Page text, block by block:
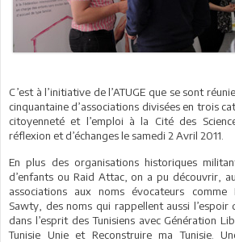
C’est à l’initiative de l’ATUGE que se sont
cinquantaine d’associations divisées en trois
citoyenneté et l’emploi à la Cité des
réflexion et d’échanges le samedi 2 Avril 2011.
En plus des organisations historiques
d’enfants ou Raid Attac, on a pu découvrir,
associations aux noms évocateurs comme
Sawty, des noms qui rappellent aussi l’espoir
dans l’esprit des Tunisiens avec Génération
Tunisie Unie et Reconstruire ma Tunisie.